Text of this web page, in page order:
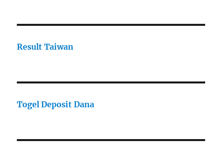
Result Taiwan
Togel Deposit Dana